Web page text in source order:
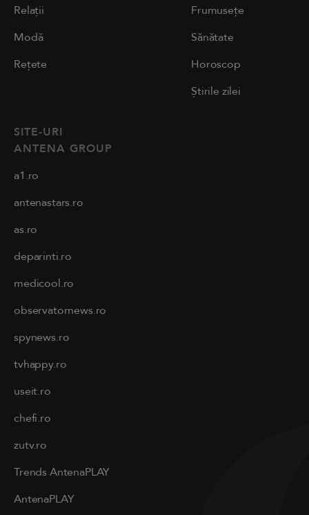
Relații
Modă
Rețete
Frumusețe
Sănătate
Horoscop
Știrile zilei
SITE-URI
ANTENA GROUP
a1.ro
antenastars.ro
as.ro
deparinti.ro
medicool.ro
observatornews.ro
spynews.ro
tvhappy.ro
useit.ro
chefi.ro
zutv.ro
Trends AntenaPLAY
AntenaPLAY